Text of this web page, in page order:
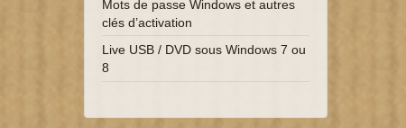
Mots de passe Windows et autres
clés d’activation
Live USB / DVD sous Windows 7 ou
8